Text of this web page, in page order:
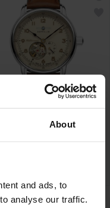
About
and ads, to
analyse our traffic.
349.00